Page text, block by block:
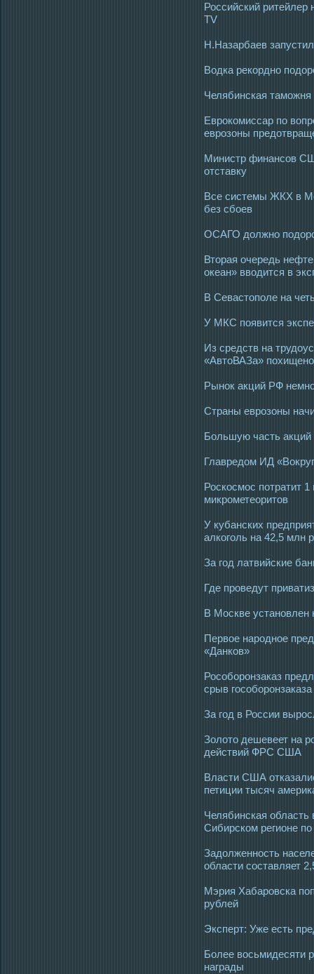
Российский ритейлер
TV
Н.Назарбаев
Водка рекордно
Челябинская
Еврокомиссар по
еврозоны
Министр финансов
отставку
Все системы ЖКХ в
без сбоев
ОСАГО должно
Вторая очередь
океан» вводится в
В Севастополе на
У МКС появится
Из средств на
«АвтоВАЗа»
Рынок акций РФ
Страны еврозоны
Большую часть
Главредом ИД
Роскосмос потратит
микрометеоритов
У кубанских
алкоголь на 42,5 млн
За год латвийские
Где проведут
В Москве установлен
Первое народное
«Данков»
Рособоронзаказ
срыв гособоронзаказа
За год в России
Золото дешевеет на
действий ФРС США
Власти США
петиции тысяч
Челябинская
Сибирском регионе
Задолженность
области составляет
Мэрия Хабаровска
рублей
Эксперт: Уже есть
Более восьмидесяти
награды